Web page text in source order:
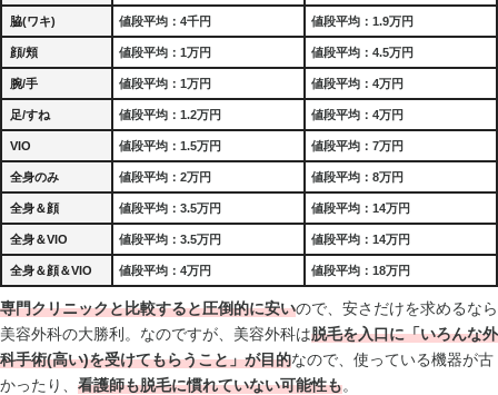
脇(ワキ) 値段平均：4千円 値段平均：1.9万円
顔/頬 値段平均：1万円 値段平均：4.5万円
腕/手 値段平均：1万円 値段平均：4万円
足/すね 値段平均：1.2万円 値段平均：4万円
VIO 値段平均：1.5万円 値段平均：7万円
全身のみ 値段平均：2万円 値段平均：8万円
全身＆顔 値段平均：3.5万円 値段平均：14万円
全身＆VIO 値段平均：3.5万円 値段平均：14万円
全身＆顔＆VIO 値段平均：4万円 値段平均：18万円
専門クリニックと比較すると圧倒的に安いので、安さだけを求めるなら
美容外科の大勝利。なのですが、美容外科は脱毛を入口に「いろんな外
科手術(高い)を受けてもらうこと」が目的なので、使っている機器が古
かったり、 看護師も脱毛に慣れていない可能性も。